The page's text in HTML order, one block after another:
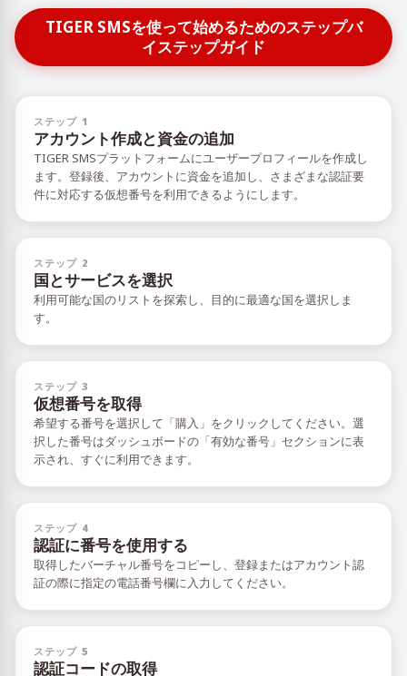
TIGER SMSを使って始めるためのステップバ
イステップガイド
ステップ 1
アカウント作成と資金の追加
TIGER SMSプラットフォームにユーザープロフィールを作成し
ます。登録後、アカウントに資金を追加し、さまざまな認証要
件に対応する仮想番号を利用できるようにします。
ステップ 2
国とサービスを選択
利用可能な国のリストを探索し、目的に最適な国を選択しま
す。
ステップ 3
仮想番号を取得
希望する番号を選択して「購入」をクリックしてください。選
択した番号はダッシュボードの「有効な番号」セクションに表
示され、すぐに利用できます。
ステップ 4
認証に番号を使用する
取得したバーチャル番号をコピーし、登録またはアカウント認
証の際に指定の電話番号欄に入力してください。
ステップ 5
認証コードの取得